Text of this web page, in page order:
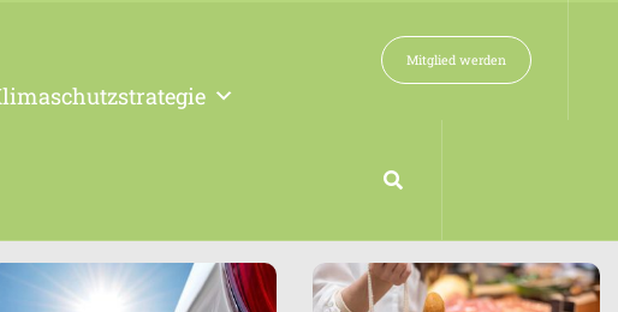
Mitglied werden